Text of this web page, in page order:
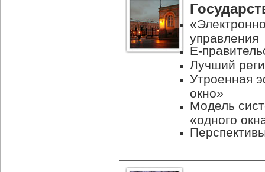
управления
Е-
Лучший
Утроенная
окно»
Модель
«одного